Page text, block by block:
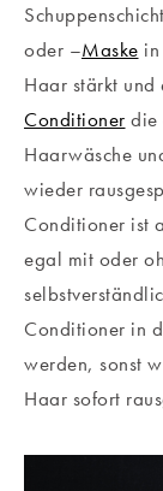
oder –Maske
Haar stärkt und
Conditioner die
Haarwäsche
wieder
Conditioner ist
egal mit oder
Conditioner in
werden, sonst
Haar sofort